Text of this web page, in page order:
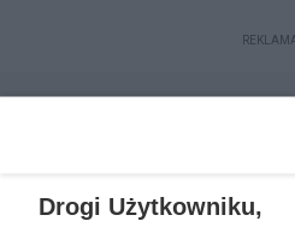
Drogi Użytkowniku,